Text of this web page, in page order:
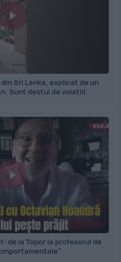
Sri Lanka, explicat de un
Sunt destul de volatili
de la Topor la profesorul de